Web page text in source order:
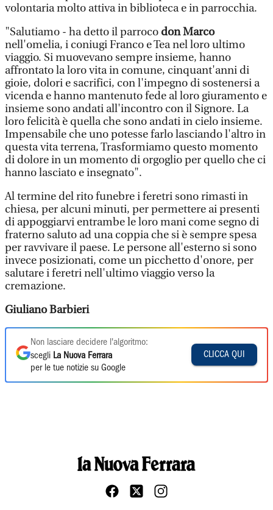
volontaria molto attiva in biblioteca e in parrocchia.
"Salutiamo - ha detto il parroco don Marco
nell'omelia, i coniugi Franco e Tea nel loro ultimo
viaggio. Si muovevano sempre insieme, hanno
affrontato la loro vita in comune, cinquant'anni di
gioie, dolori e sacrifici, con l'impegno di sostenersi a
vicenda e hanno mantenuto fede al loro giuramento e
insieme sono andati all'incontro con il Signore. La
loro felicità è quella che sono andati in cielo insieme.
Impensabile che uno potesse farlo lasciando l'altro in
questa vita terrena, Trasformiamo questo momento
di dolore in un momento di orgoglio per quello che ci
hanno lasciato e insegnato".
Al termine del rito funebre i feretri sono rimasti in
chiesa, per alcuni minuti, per permettere ai presenti
di appoggiarvi entrambe le loro mani come segno di
fraterno saluto ad una coppia che si è sempre spesa
per ravvivare il paese. Le persone all'esterno si sono
invece posizionati, come un picchetto d'onore, per
salutare i feretri nell'ultimo viaggio verso la
cremazione.
Giuliano Barbieri
Non lasciare decidere l'algoritmo:
scegli La Nuova Ferrara
per le tue notizie su Google
CLICCA QUI